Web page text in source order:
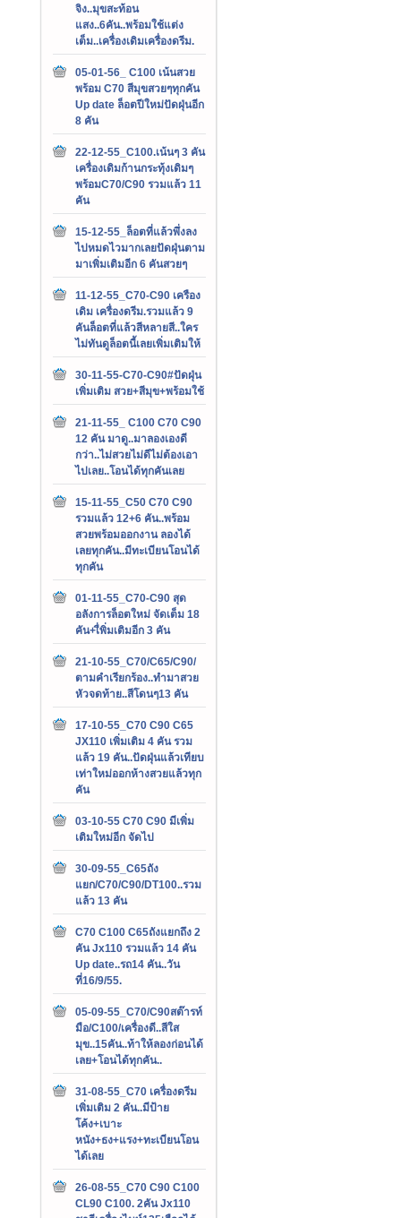
จิง..มุขสะท้อน
แสง..6คัน..พร้อมใช้แต่ง
เต็ม..เครื่องเดิมเครื่องดรีม.
05-01-56_ C100 เน้นสวย
พร้อม C70 สีมุขสวยๆทุกคัน
Up date ล็อตปีใหม่ปัดฝุ่นอีก
8 คัน
22-12-55_C100.เน้นๆ 3 คัน
เครื่องเดิมก้านกระทุ้งเดิมๆ
พร้อมC70/C90 รวมแล้ว 11
คัน
15-12-55_ล็อตที่แล้วพึ่งลง
ไปหมดไวมากเลยปัดฝุ่นตาม
มาเพิ่มเติมอีก 6 คันสวยๆ
11-12-55_C70-C90 เครือง
เดิม เครื่องดรีม.รวมแล้ว 9
คันล็อตที่แล้วสีหลายสี..ใคร
ไม่ทันดูล็อตนี้เลยเพิ่มเติมให้
30-11-55-C70-C90#ปัดฝุ่น
เพิ่มเติม สวย+สีมุข+พร้อมใช้
21-11-55_ C100 C70 C90
12 คัน มาดู..มาลองเองดี
กว่า..ไม่สวยไม่ดีไม่ต้องเอา
ไปเลย..โอนได้ทุกคันเลย
15-11-55_C50 C70 C90
รวมแล้ว 12+6 คัน..พร้อม
สวยพร้อมออกงาน ลองได้
เลยทุกคัน..มีทะเบียนโอนได้
ทุกคัน
01-11-55_C70-C90 สุด
อลังการล็อตใหม่ จัดเต็ม 18
คัน+เื่พิ่มเติมอีก 3 คัน
21-10-55_C70/C65/C90/
ตามคำเรียกร้อง..ทำมาสวย
หัวจดท้าย..สีโดนๆ13 คัน
17-10-55_C70 C90 C65
JX110 เพิ่มเติม 4 คัน รวม
แล้ว 19 คัน..ปัดฝุ่นแล้วเทียบ
เท่าใหม่ออกห้างสวยแล้วทุก
คัน
03-10-55 C70 C90 มีเพิ่ม
เติมใหม่อีก จัดไป
30-09-55_C65ถัง
แยก/C70/C90/DT100..รวม
แล้ว 13 คัน
C70 C100 C65ถังแยกถึง 2
คัน Jx110 รวมแล้ว 14 คัน
Up date..รถ14 คัน..วัน
ที่16/9/55.
05-09-55_C70/C90สต๊ารท์
มือ/C100/เครื่องดี..สีใส
มุข..15คัน..ท้าให้ลองก่อนได้
เลย+โอนได้ทุกคัน..
31-08-55_C70 เครื่องดรีม
เพิ่มเติม 2 คัน..มีป้าย
โค้ง+เบาะ
หนัง+ธง+แรง+ทะเบียนโอน
ได้เลย
26-08-55_C70 C90 C100
CL90 C100. 2คัน Jx110